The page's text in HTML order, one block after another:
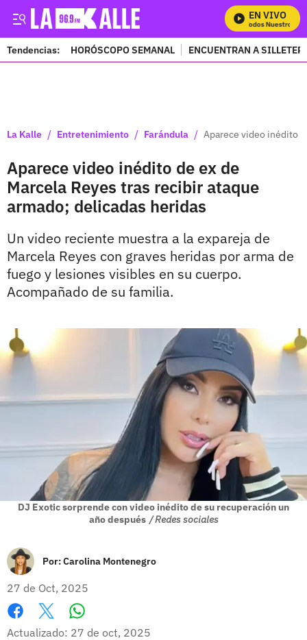
EN VIVO
Mira Todos Nuestros
Tendencias: HORÓSCOPO SEMANAL ENCUENTRAN A
La Kalle / Entretenimiento / Farándula / Aparece video inédito
Aparece video inédito de ex de
Marcela Reyes tras recibir ataque
armado; delicadas heridas
Un video reciente muestra a la expareja de
Marcela Reyes con graves heridas por arma de
fuego y lesiones visibles en su cuerpo.
Acompañado de su familia.
DJ Exotic sorprende con video inédito de su recuperación un
año después / Redes sociales
Por:Carolina Montenegro
27 de Oct, 2025
Facebook
X
Actualizado: 27 de oct, 2025